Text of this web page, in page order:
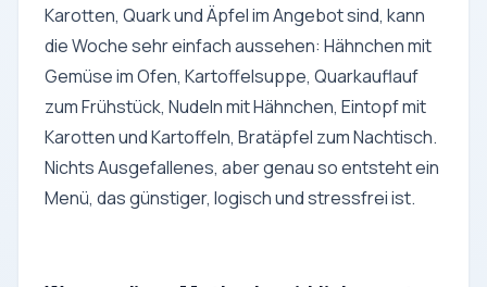
Karotten, Quark und Äpfel im Angebot sind, kann
die Woche sehr einfach aussehen: Hähnchen mit
Gemüse im Ofen, Kartoffelsuppe, Quarkauflauf
zum Frühstück, Nudeln mit Hähnchen, Eintopf mit
Karotten und Kartoffeln, Bratäpfel zum Nachtisch.
Nichts Ausgefallenes, aber genau so entsteht ein
Menü, das günstiger, logisch und stressfrei ist.